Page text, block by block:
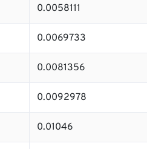
0.0058111
0.0069733
0.0081356
0.0092978
0.01046